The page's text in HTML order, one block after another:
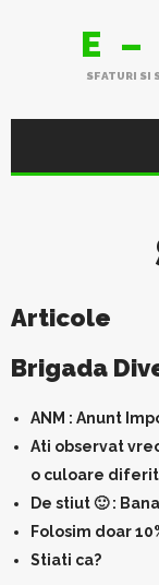
E –
SFATURI SI
Articole
Brigada
ANM : Anunt
Ati observat
o culoare
De stiut 🙂 :
Folosim doar
Stiati ca?